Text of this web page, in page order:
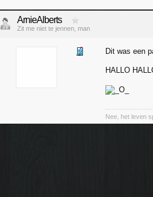
ArnieAlberts
Zit me niet te jennen, man
Dit was een
HALLO
Nee, het leven